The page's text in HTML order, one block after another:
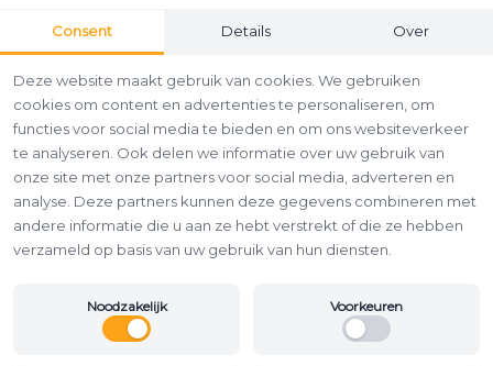
Consent Details Over
Deze website maakt gebruik van cookies. We gebruiken
cookies om content en advertenties te personaliseren, om
functies voor social media te bieden en om ons websiteverkeer
te analyseren. Ook delen we informatie over uw gebruik van
onze site met onze partners voor social media, adverteren en
analyse. Deze partners kunnen deze gegevens combineren met
andere informatie die u aan ze hebt verstrekt of die ze hebben
verzameld op basis van uw gebruik van hun diensten.
Noodzakelijk Voorkeuren